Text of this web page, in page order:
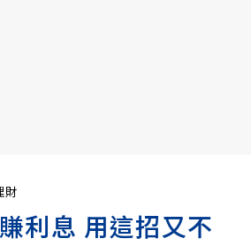
財
利息 用這招又不